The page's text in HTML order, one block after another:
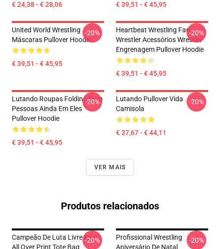
€ 24,38 - € 28,06 € 39,51 - € 45,95
United World Wrestling
Máscaras Pullover Hoodie
€ 39,51 - € 45,95
-20%
Heartbeat Wrestling Fan
Wrestler Acessórios Wrestler
Engrenagem Pullover Hoodie
€ 39,51 - € 45,95
-20%
Lutando Roupas Folding Com
Pessoas Ainda Em Eles
Pullover Hoodie
€ 39,51 - € 45,95
-20%
Lutando Pullover Vida
Camisola
€ 37,67 - € 44,11
-20%
VER MAIS
Produtos relacionados
Campeão De Luta Livre King
All Over Print Tote Bag
-20%
Profissional Wrestling
Aniversário De Natal
-20%